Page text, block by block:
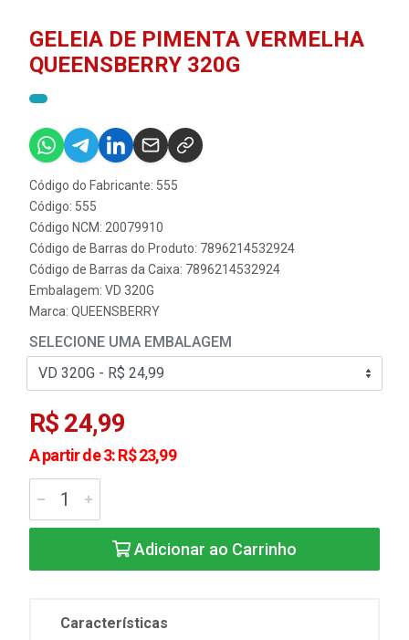
GELEIA DE PIMENTA VERMELHA
QUEENSBERRY 320G
Código do Fabricante: 555
Código: 555
Código NCM: 20079910
Código de Barras do Produto: 7896214532924
Código de Barras da Caixa: 7896214532924
Embalagem: VD 320G
Marca: QUEENSBERRY
SELECIONE UMA EMBALAGEM
R$ 24,99
A partir de 3: R$ 23,99
Adicionar ao Carrinho
Características